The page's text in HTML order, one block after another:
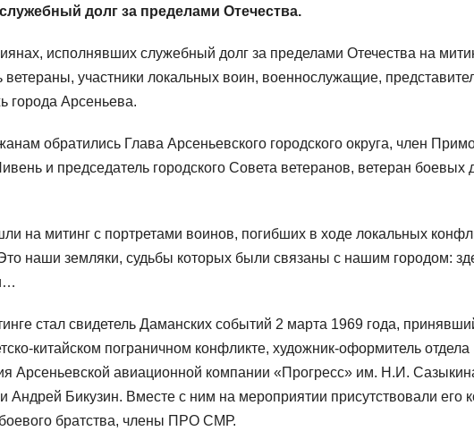
долг за пределами Отечества.
исполнявших служебный долг за пределами Отечества на
участники локальных воин, военнослужащие,
города Арсеньева.
обратились Глава Арсеньевского городского округа, член
и председатель городского Совета ветеранов, ветеран боевых
на митинг с портретами воинов, погибших в ходе локальных
наши земляки, судьбы которых были связаны с нашим городом:
стал свидетель Даманских событий 2 марта 1969 года,
китайском пограничном конфликте, художник-оформитель отдела
Арсеньевской авиационной компании «Прогресс» им. Н.И.
Бикузин. Вместе с ним на мероприятии присутствовали его
братства, члены ПРО СМР.